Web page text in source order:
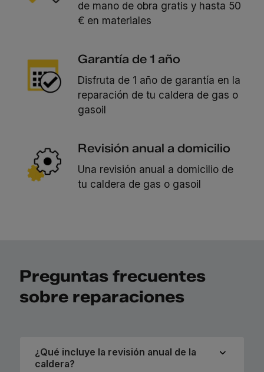
de mano de obra gratis y hasta 50
€ en materiales
Garantía de 1 año
Disfruta de 1 año de garantía en la
reparación de tu caldera de gas o
gasoil
Revisión anual a domicilio
Una revisión anual a domicilio de
tu caldera de gas o gasoil
Preguntas frecuentes
sobre reparaciones
¿Qué incluye la revisión anual de la
caldera?